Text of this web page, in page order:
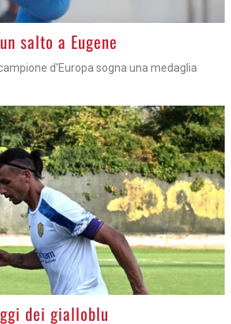
salto a Eugene
campione d'Europa sogna una medaglia
dei gialloblu